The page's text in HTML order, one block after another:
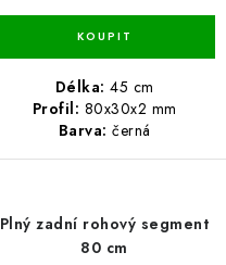
Délka: 45 cm
Profil: 80x30x2 mm
Barva: černá
Plný zadní rohový segment
80 cm